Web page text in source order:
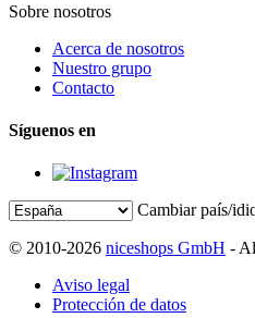
Sobre nosotros
Acerca de nosotros
Nuestro grupo
Contacto
Síguenos en
Cambiar país/
© 2010-2026 niceshops GmbH -
Aviso legal
Protección de datos